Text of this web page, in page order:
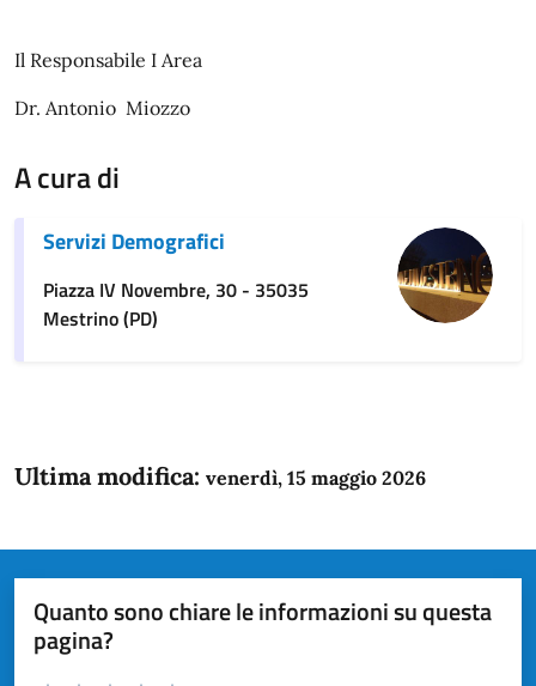
Il Responsabile I Area
Dr. Antonio Miozzo
A cura di
Servizi Demografici
Piazza IV Novembre, 30 - 35035
Mestrino (PD)
Ultima modifica: venerdì, 15 maggio 2026
Quanto sono chiare le informazioni su questa
pagina?